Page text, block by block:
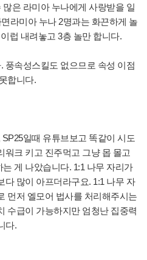
은 라미아 누나에게 사랑받을 일
라미아 누나2명과는 화끈하게 놀
이럽 내려놓고 3층 놀만 합니다.
. 풍속성스킬도 없으므로 속성 이점
합니다.
SP25일때 유튜브보고 똑같이 시도
워크 키고 진주먹고 그냥 몹 몰고
는 게 나았습니다. 1:1 나무 자리가
다 많이 아프더라구요. 1:1 나무 자
먼저 엘모어 법사를 처리해주시는
수급이 가능하지만 엄청난 집중력
다.